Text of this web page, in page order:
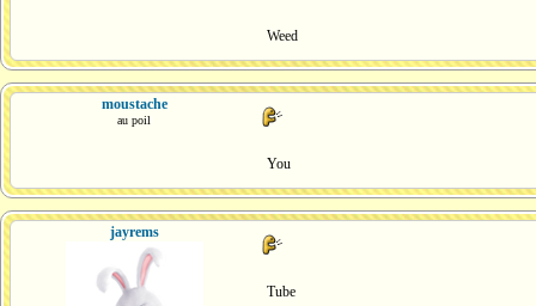
Weed
moustache
au poil
You
jayrems
Tube